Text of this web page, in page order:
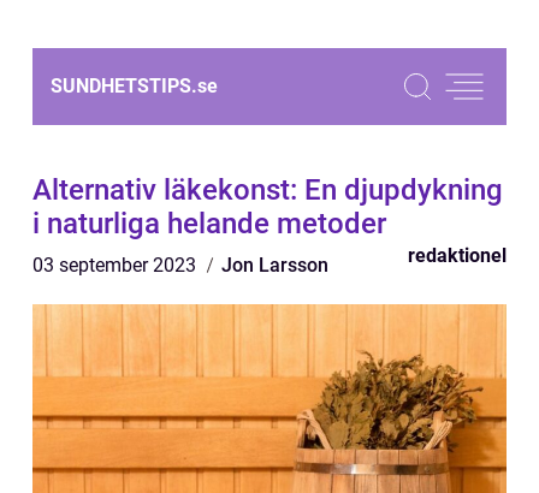
SUNDHETSTIPS.se
Alternativ läkekonst: En djupdykning
i naturliga helande metoder
03 september 2023 Jon Larsson redaktionel